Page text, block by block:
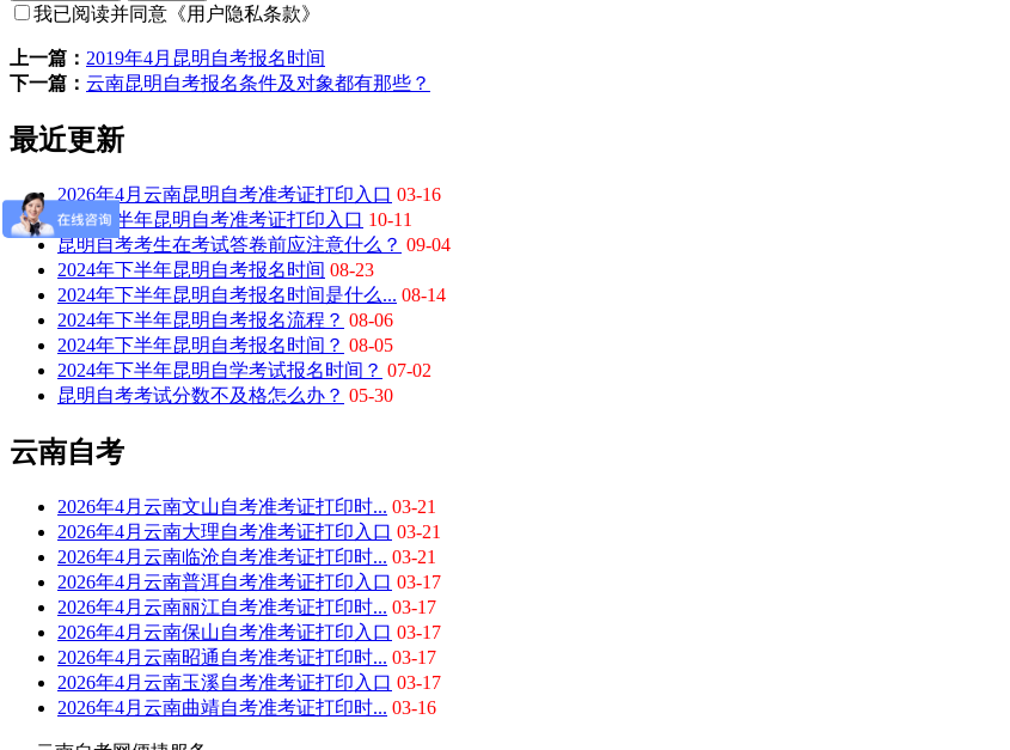
我已阅读并同意 《用户隐私条款》
上一篇： 2019年4月昆明自考报名时间
下一篇： 云南昆明自考报名条件及对象都有那些？
最近更新
2026年4月云南昆明自考准考证打印入口 03-16
2025下半年昆明自考准考证打印入口 10-11
昆明自考考生在考试答卷前应注意什么？ 09-04
2024年下半年昆明自考报名时间 08-23
2024年下半年昆明自考报名时间是什么... 08-14
2024年下半年昆明自考报名流程？ 08-06
2024年下半年昆明自考报名时间？ 08-05
2024年下半年昆明自学考试报名时间？ 07-02
昆明自考考试分数不及格怎么办？ 05-30
云南自考
2026年4月云南文山自考准考证打印时... 03-21
2026年4月云南大理自考准考证打印入口 03-21
2026年4月云南临沧自考准考证打印时... 03-21
2026年4月云南普洱自考准考证打印入口 03-17
2026年4月云南丽江自考准考证打印时... 03-17
2026年4月云南保山自考准考证打印入口 03-17
2026年4月云南昭通自考准考证打印时... 03-17
2026年4月云南玉溪自考准考证打印入口 03-17
2026年4月云南曲靖自考准考证打印时... 03-16